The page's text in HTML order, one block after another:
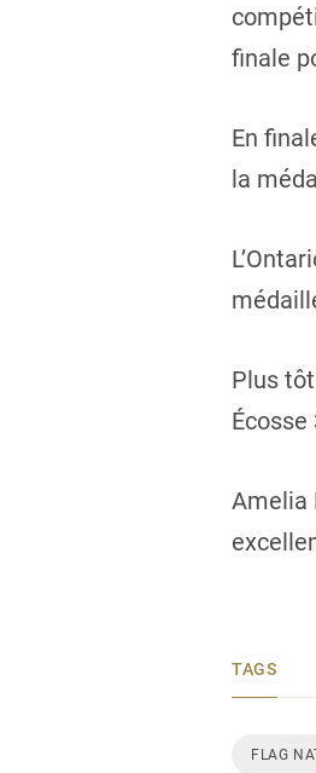
finale
En
la
Plus
Écosse
Amelia
TAGS
FLAG